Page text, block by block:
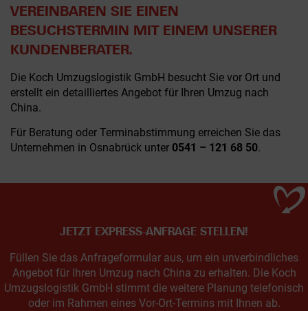
VEREINBAREN SIE EINEN
BESUCHSTERMIN MIT EINEM UNSERER
KUNDENBERATER.
Die Koch Umzugslogistik GmbH besucht Sie vor Ort und
erstellt ein detailliertes Angebot für Ihren Umzug nach
China.
Für Beratung oder Terminabstimmung erreichen Sie das
Unternehmen in Osnabrück unter 0541 – 121 68 50.
JETZT EXPRESS-ANFRAGE STELLEN!
Füllen Sie das Anfrageformular aus, um ein unverbindliches
Angebot für Ihren Umzug nach China zu erhalten. Die Koch
Umzugslogistik GmbH stimmt die weitere Planung telefonisch
oder im Rahmen eines Vor-Ort-Termins mit Ihnen ab.